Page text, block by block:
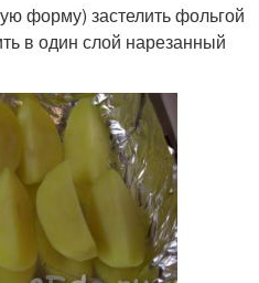
форму) застелить фольгой
в один слой нарезанный